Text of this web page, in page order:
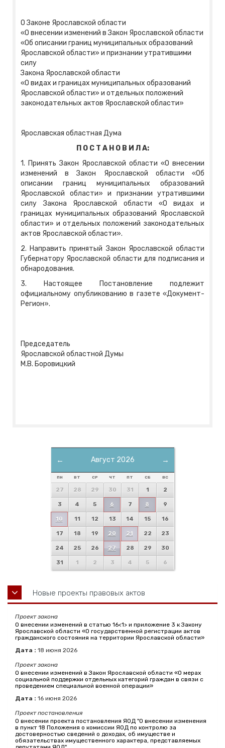
О Законе Ярославской области
«О внесении изменений в Закон Ярославской области
«Об описании границ муниципальных образований
Ярославской области» и признании утратившими
силу
Закона Ярославской области
«О видах и границах муниципальных образований
Ярославской области» и отдельных положений
законодательных актов Ярославской области»
Ярославская областная Дума
П О С Т А Н О В И Л А:
1. Принять Закон Ярославской области «О внесении
изменений в Закон Ярославской области «Об
описании границ муниципальных образований
Ярославской области» и признании утратившими
силу Закона Ярославской области «О видах и
границах муниципальных образований Ярославской
области» и отдельных положений законодательных
актов Ярославской области».
2. Направить принятый Закон Ярославской области
Губернатору Ярославской области для подписания и
обнародования.
3. Настоящее Постановление подлежит
официальному опубликованию в газете «Документ-
Регион».
Председатель
Ярославской областной Думы
М.В. Боровицкий
← →
Август 2026
ПН ВТ СР ЧТ ПТ СБ ВС
27 28 29 30 31 1 2
3 4 5 6 7 8 9
10 11 12 13 14 15 16
17 18 19 20 21 22 23
24 25 26 27 28 29 30
31 1 2 3 4 5 6
Новые проекты правовых актов
Проект закона
О внесении изменений в статью 16<1> и приложение 3 к Закону
Ярославской области «О государственной регистрации актов
гражданского состояния на территории Ярославской области»
Дата : 18 июня 2026
Проект закона
О внесении изменений в Закон Ярославской области «О мерах
социальной поддержки отдельных категорий граждан в связи с
проведением специальной военной операции»
Дата : 16 июня 2026
Проект постановления
О внесении проекта постановления ЯОД "О внесении изменения
в пункт 18 Положения о комиссии ЯОД по контролю за
достоверностью сведений о доходах, об имуществе и
обязательствах имущественного характера, представляемых